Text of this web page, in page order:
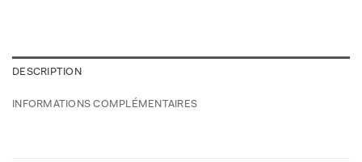
DESCRIPTION
INFORMATIONS COMPLÉMENTAIRES